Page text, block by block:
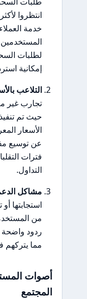
انتظروا
خدمة
لطلبات
إمكانية
التلاعب
تجارب غير
حيث تم
الأسعار
عن توسيع
فترات
التداول.
مشاكل
استجابتها
من
ردود واضحة
مما يتركهم
أصوات
المجتمع